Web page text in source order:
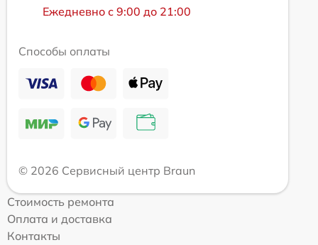
Ежедневно с 9:00 до 21:00
Способы оплаты
© 2026 Сервисный центр Braun
Стоимость ремонта
Оплата и доставка
Контакты